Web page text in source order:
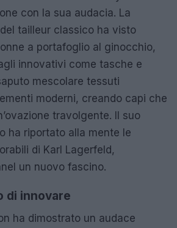
con la sua audacia. La
tailleur classico ha visto
a portafoglio al ginocchio,
innovativi come tasche e
mescolare tessuti
moderni, creando capi che
travolgente. Il suo
ha riportato alla mente le
di Karl Lagerfeld,
un nuovo fascino.
di innovare
ha dimostrato un audace